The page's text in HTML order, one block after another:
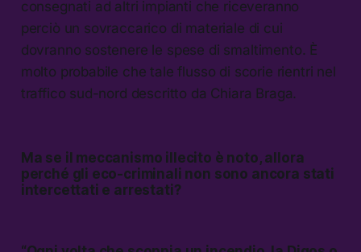
consegnati ad altri impianti che riceveranno
perciò un sovraccarico di materiale di cui
dovranno sostenere le spese di smaltimento. È
molto probabile che tale flusso di scorie rientri nel
traffico sud-nord descritto da Chiara Braga.
Ma se il meccanismo illecito è noto, allora
perché gli eco-criminali non sono ancora stati
intercettati e arrestati?